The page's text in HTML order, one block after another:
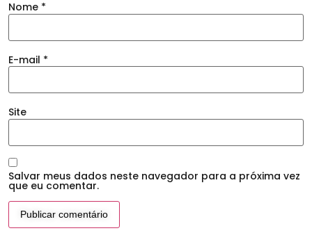
Nome *
E-mail *
Site
Salvar meus dados neste navegador para a próxima vez
que eu comentar.